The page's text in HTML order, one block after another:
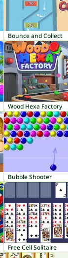
Bounce and Collect
Wood Hexa Factory
Bubble Shooter
Free Cell Solitaire